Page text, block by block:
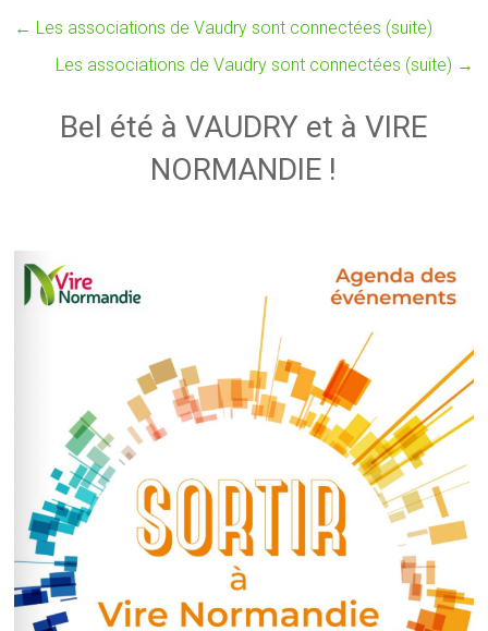
← Les associations de Vaudry sont connectées (suite)
Les associations de Vaudry sont connectées (suite) →
Bel été à VAUDRY et à VIRE
NORMANDIE !